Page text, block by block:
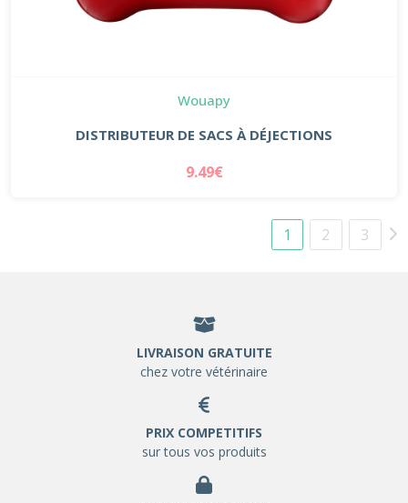
Wouapy
DISTRIBUTEUR DE SACS À DÉJECTIONS
9.49€
1 2 3
LIVRAISON GRATUITE
chez votre vétérinaire
PRIX COMPETITIFS
sur tous vos produits